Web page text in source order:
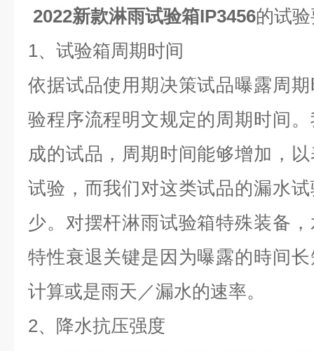
2022新款淋雨试验箱IP3456的试
1、试验箱周期时间
依据试品使用期决策试品曝露周
验程序流程明文规定的周期时间
成的试品，周期时间能够增加，
试验，而我们对这类试品的漏水
少。对摆杆淋雨试验箱特殊装备
特性衰退关键是因为曝露的時间
计算或是雨天／漏水的速率。
2、降水抗压强度